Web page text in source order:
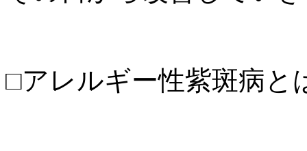
□アレルギー性紫斑病と